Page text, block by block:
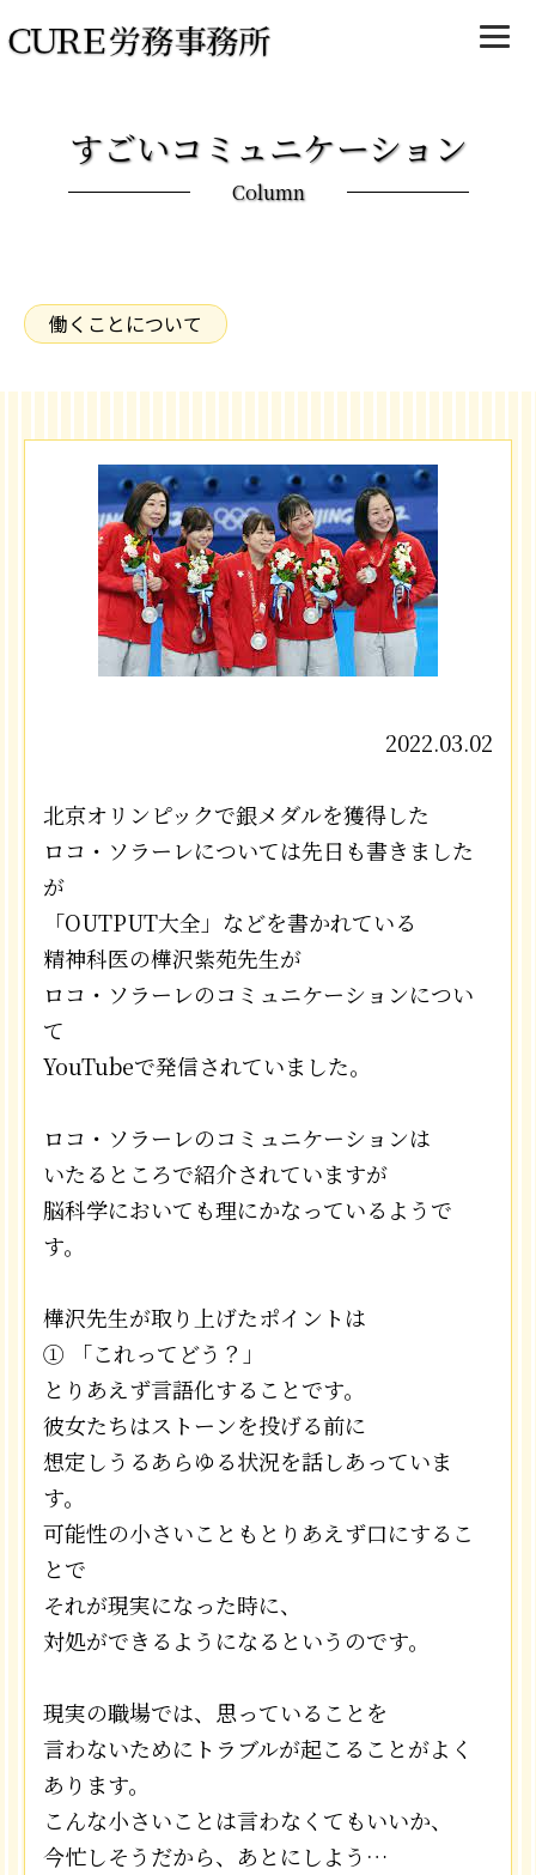
すごいコミュニケーション
Column
働くことについて
2022.03.02
北京オリンピックで銀メダルを獲得した
ロコ・ソラーレについては先日も書きました
が
「OUTPUT大全」などを書かれている
精神科医の樺沢紫苑先生が
ロコ・ソラーレのコミュニケーションについ
て
YouTubeで発信されていました。
ロコ・ソラーレのコミュニケーションは
いたるところで紹介されていますが
脳科学においても理にかなっているようで
す。
樺沢先生が取り上げたポイントは
① 「これってどう？」
とりあえず言語化することです。
彼女たちはストーンを投げる前に
想定しうるあらゆる状況を話しあっていま
す。
可能性の小さいこともとりあえず口にするこ
とで
それが現実になった時に、
対処ができるようになるというのです。
現実の職場では、思っていることを
言わないためにトラブルが起こることがよく
あります。
こんな小さいことは言わなくてもいいか、
今忙しそうだから、あとにしよう…